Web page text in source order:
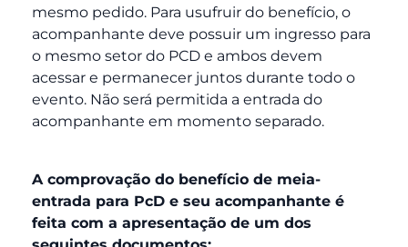
mesmo pedido. Para usufruir do benefício, o
acompanhante deve possuir um ingresso para
o mesmo setor do PCD e ambos devem
acessar e permanecer juntos durante todo o
evento. Não será permitida a entrada do
acompanhante em momento separado.
A comprovação do benefício de meia-
entrada para PcD e seu acompanhante é
feita com a apresentação de um dos